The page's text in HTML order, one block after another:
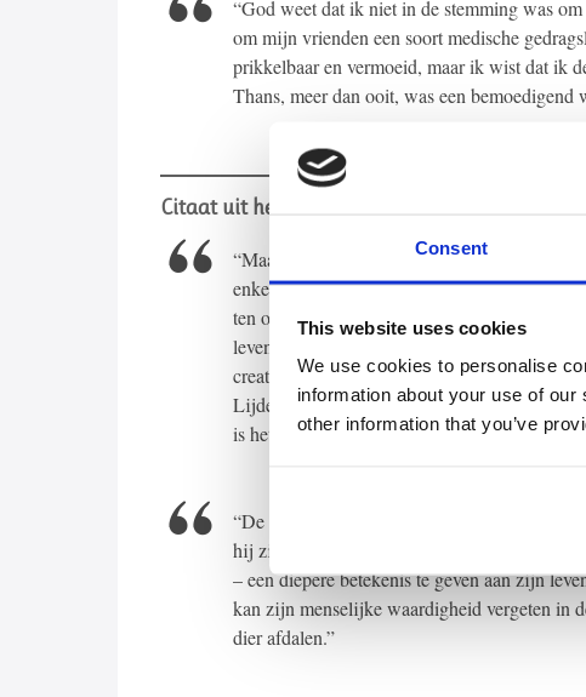
Consent
This website uses cookies
We use cookies to personalise
information about your use of
other information that you’ve
“God weet dat ik niet in de stemming was
om mijn vrienden een soort medische
prikkelbaar en vermoeid, maar ik wist dat ik
Thans, meer dan ooit, was een bemoedigend
Citaat uit het boek ‘De zin van het bestaan’
“Maar ook een leven dat verstoken is van
enkele mogelijkheid heeft tot een hoogstaand
ten opzichte van zijn bestaan, een bestaan
leven heeft betekenis. Creativiteit en genot
creativiteit en genot zijn zinvol. Indien het
Lijden vormt een onuitwisbaar deel van het
is het leven van de mens onvolledig.”
“De wijze waarop de mens zijn noodlot en
hij zijn kruis draagt, biedt hem ruimschoots
– een diepere betekenis te geven aan zijn
kan zijn menselijke waardigheid vergeten in
dier afdalen.”